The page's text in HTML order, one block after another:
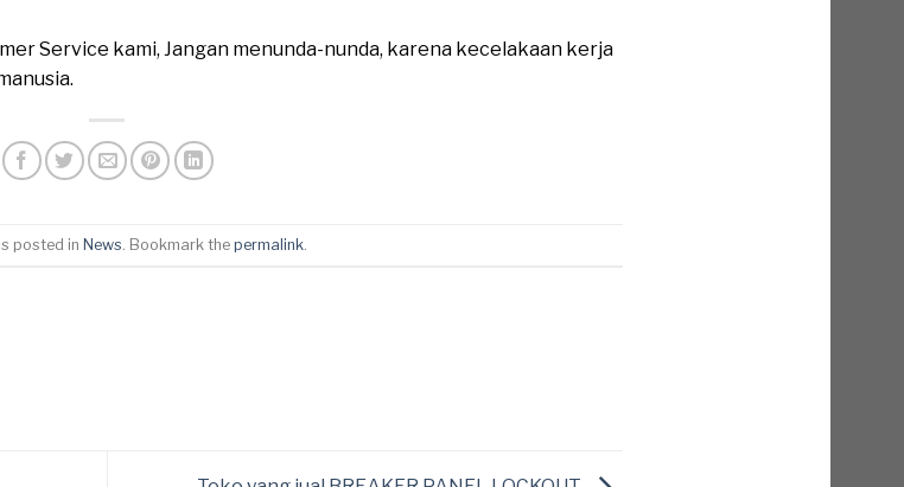
Service kami, Jangan menunda-nunda, karena kecelakaan kerja
posted in News . Bookmark the permalink